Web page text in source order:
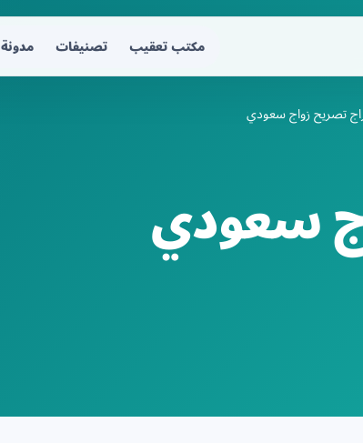
مكتب تعقيب تصنيفات مدونة
تصريح زواج سعودي
سعودي